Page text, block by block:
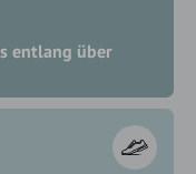
entlang über